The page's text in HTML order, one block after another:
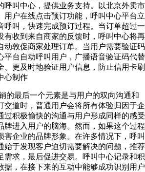
呼叫中心，提供业务支持。以北京外卖市
用户在线点击预订功能，呼叫中心平台立
呼叫，快速完成预订过程。当订单超过一
有收到来自商家的反馈时，呼叫中心将再
动敦促商家处理订单。当用户需要验证码
平台自动呼叫用户，广播语音验证码代替
、更及时地验证用户信息，防止信用卡刷
心制作
最后一个元素是与用户的双向沟通和
交道时，普通用户会将所有体验归因于企
过积极愉快的沟通与用户形成同样的感受
牌进入用户的脑海。然而，如果这个过程
害企业的品牌形象。在许多情况下，呼叫
始于发现客户迫切需要解决的问题，推荐
需求，最后促进交易。呼叫中心记录和积
据，在接下来的互动中能够成功识别用户